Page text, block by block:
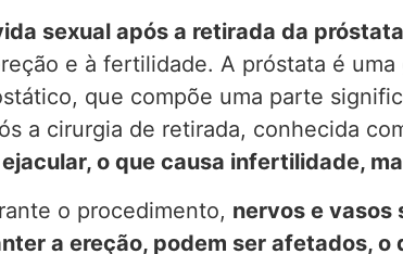
sexual após a retirada da
e à fertilidade. A próstata é
que compõe uma parte
a cirurgia de retirada, conhecida
o que causa infertilidade,
o procedimento, nervos e vasos
a ereção, podem ser afetados, o